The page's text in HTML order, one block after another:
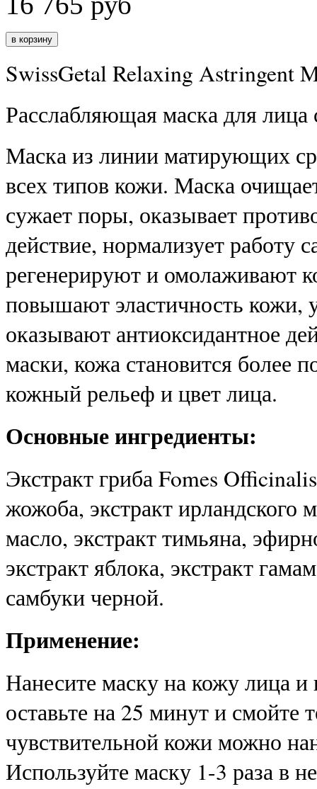
SwissGetal Relaxing Astringent
Расслабляющая маска для
Маска из линии матирующих
всех типов кожи. Маска
сужает поры, оказывает
действие, нормализует
регенерируют и омолаживают
повышают эластичность
оказывают антиоксидантное
маски, кожа становится более
кожный рельеф и цвет лица.
Основные ингредиенты:
Экстракт гриба Fomes
жожоба, экстракт ирландского
масло, экстракт тимьяна,
экстракт яблока, экстракт
самбуки черной.
Применение:
Нанесите маску на кожу лица и
оставьте на 25 минут и
чувствительной кожи можно
Используйте маску 1-3 раза в